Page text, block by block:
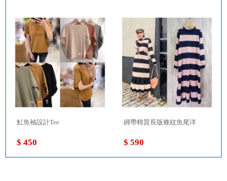
魟魚袖設計Tee
$ 450
綁帶棉質長版條紋魚尾洋
$ 590